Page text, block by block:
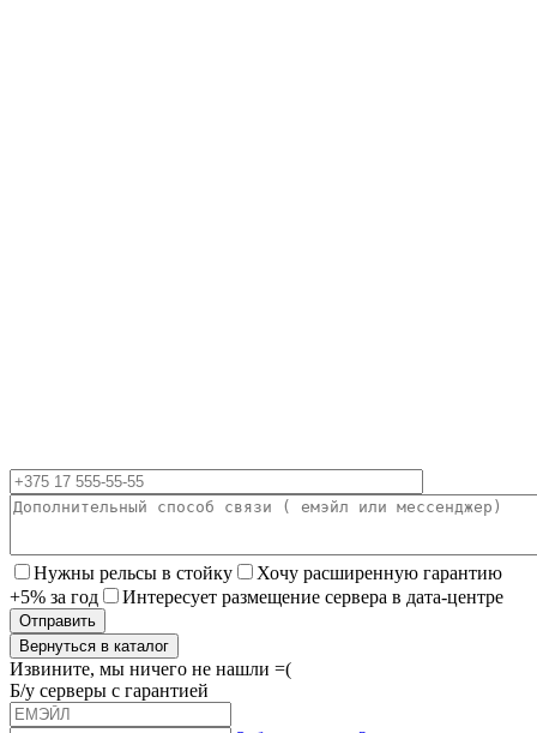
Нужны рельсы в стойку
Хочу расширенную гарантию
+5% за год
Интересует размещение сервера в дата-центре
Вернуться в каталог
Извините, мы ничего не нашли =(
Б/у серверы с гарантией